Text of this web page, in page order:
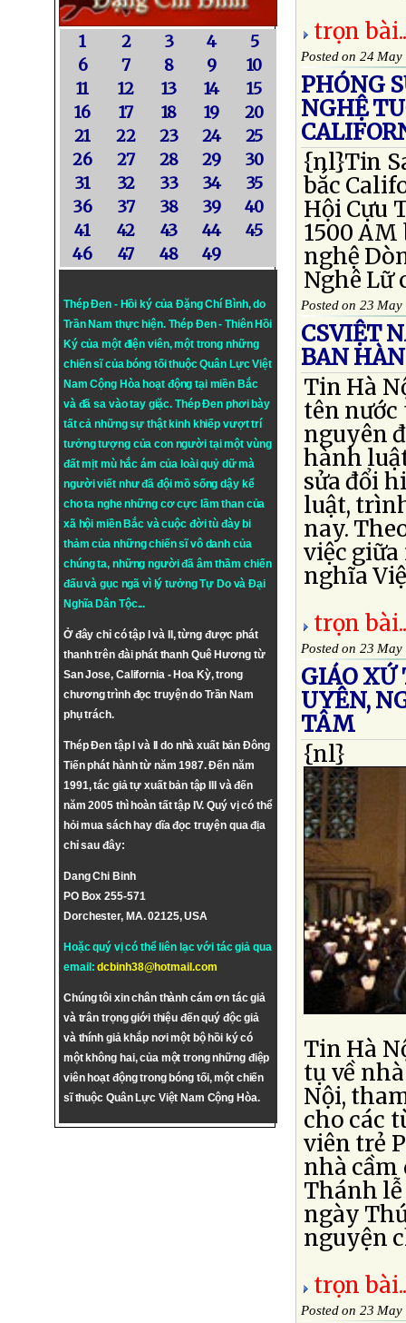
1 2 3 4
5
6
7 8 9
10
11
12 13 14
15
16
17 18 19
20
21
22 23 24
25
26
27 28 29
30
31
32 33 34
35
36
37 38 39
40
41
42 43 44
45
46
47 48 49
Thép Đen - Hồi ký của Đặng Chí Bình, do
Trần Nam thực hiện. Thép Đen- Thiên Hồi
Ký của một điện viên, một trong những
chiến sĩ của bóng tối thuộc Quân Lực Việt
Nam Cộng Hòa hoạt động tại miền Bắc
và đã sa vào tay giặc. Thép Đen phơi bày
tất cả những sự thật kinh khiếp vượt trí
tưởng tượng của con người tại một vùng
đất mịt mù hắc ám của loài quỷ dữ mà
người viết như đã đội mồ sống dậy kể
cho ta nghe những cơ cực lầm than của
xã hội miền Bắc và cuộc đời tù đày bi
thảm của những chiến sĩ vô danh của
chúng ta, những người đã âm thầm chiến
đấu và gục ngã vì lý tưởngTự DovàĐại
Nghĩa Dân Tộc...
Ở đây chỉ có tập I và II, từng được phát
thanh trên đài phát thanh Quê Hương từ
San Jose, California - Hoa Kỳ, trong
chương trình đọc truyện do Trần Nam
phụ trách.
Thép Đen tập I và II do nhà xuất bản Đông
Tiến phát hành từ năm 1987. Đến năm
1991, tác giả tự xuất bản tập III và đến
năm 2005 thì hoàn tất tập IV. Quý vị có thể
hỏi mua sách hay dĩa đọc truyện qua địa
chỉ sau đây:
Dang Chi Binh
PO Box 255-571
Dorchester, MA. 02125, USA
Hoặc quý vị có thể liên lạc với tác giả qua
email:dcbinh38@hotmail.com
Chúng tôi xin chân thành cám ơn tác giả
và trân trọng giới thiệu đến quý độc giả
và thính giả khắp nơi một bộ hồi ký có
một không hai, của một trong những điệp
viên hoạt động trong bóng tối, một chiến
sĩ thuộc Quân Lực Việt Nam Cộng Hòa.
trọn
Posted on 24 May
PHÓNG
NGHỆ
{nl}Tin
bắc
Hội Cựu
1500
nghệ
Nghê Lữ
Posted on 23 May
CSVIỆT
BAN
Tin Hà
tên nước
nguyên
hành
sửa đổi
luật,
nay.
việc
nghĩa
trọn
Posted on 23 May
GIÁO XỨ
UYÊN,
TÂM
{nl}
Tin Hà
tụ về
Nội,
cho các
viên trẻ
nhà cầm
Thánh
ngày
nguyện
trọn
Posted on 23 May